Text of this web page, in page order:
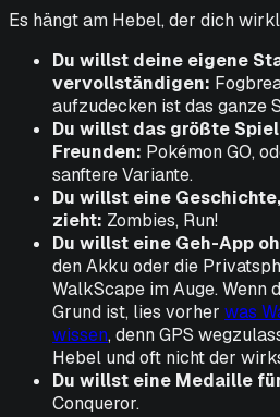
Es hängt am Hebel, der dich
Du willst deine eigene
vervollständigen:
aufzudecken ist das ganze
Du willst das größte
Freunden: Pokémon GO,
sanftere Variante.
Du willst eine
zieht: Zombies, Run!
Du willst eine Geh-App
den Akku oder die
WalkScape im Auge. Wenn
Grund ist, lies vorher was
wissen, denn GPS
Hebel und oft nicht der
Du willst eine Medaille
Conqueror.